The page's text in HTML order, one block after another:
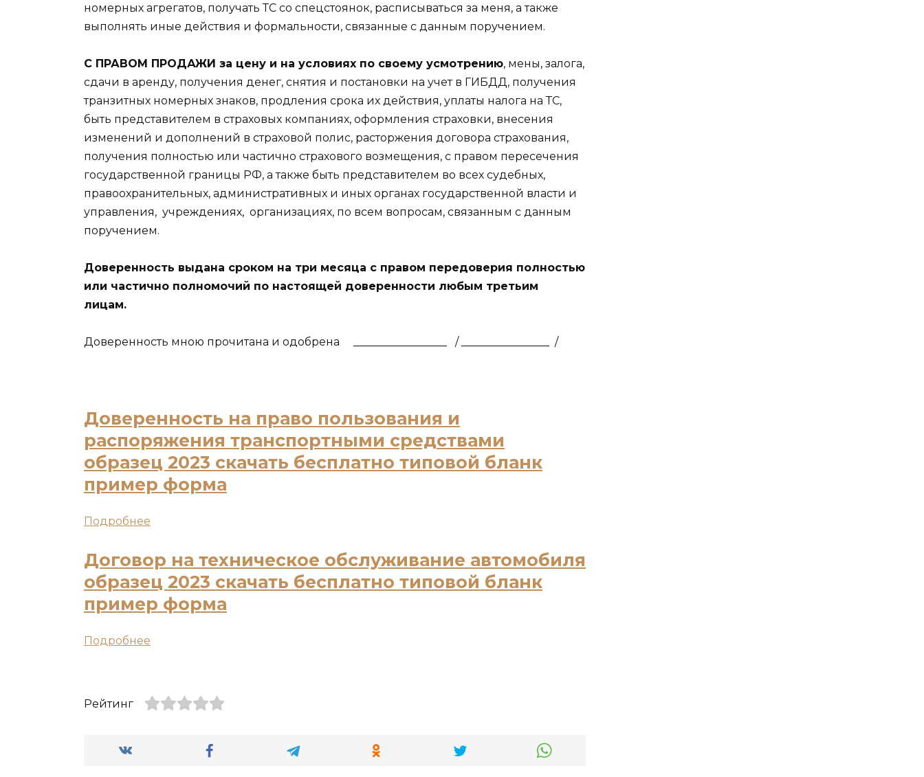
номерных агрегатов, получать ТС со спецстоянок, расписываться за меня, а также
выполнять иные действия и формальности, связанные с данным поручением.
С ПРАВОМ ПРОДАЖИ за цену и на условиях по своему усмотрению, мены, залога,
сдачи в аренду, получения денег, снятия и постановки на учет в ГИБДД, получения
транзитных номерных знаков, продления срока их действия, уплаты налога на ТС,
быть представителем в страховых компаниях, оформления страховки, внесения
изменений и дополнений в страховой полис, расторжения договора страхования,
получения полностью или частично страхового возмещения, с правом пересечения
государственной границы РФ, а также быть представителем во всех судебных,
правоохранительных, административных и иных органах государственной власти и
управления, учреждениях, организациях, по всем вопросам, связанным с данным
поручением.
Доверенность выдана сроком на три месяца с правом передоверия полностью
или частично полномочий по настоящей доверенности любым третьим
лицам.
Доверенность мною прочитана и одобрена / ________________ /
Доверенность на право пользования и
распоряжения транспортными средствами
образец 2023 скачать бесплатно типовой бланк
пример форма
Подробнее
Договор на техническое обслуживание автомобиля
образец 2023 скачать бесплатно типовой бланк
пример форма
Подробнее
Рейтинг